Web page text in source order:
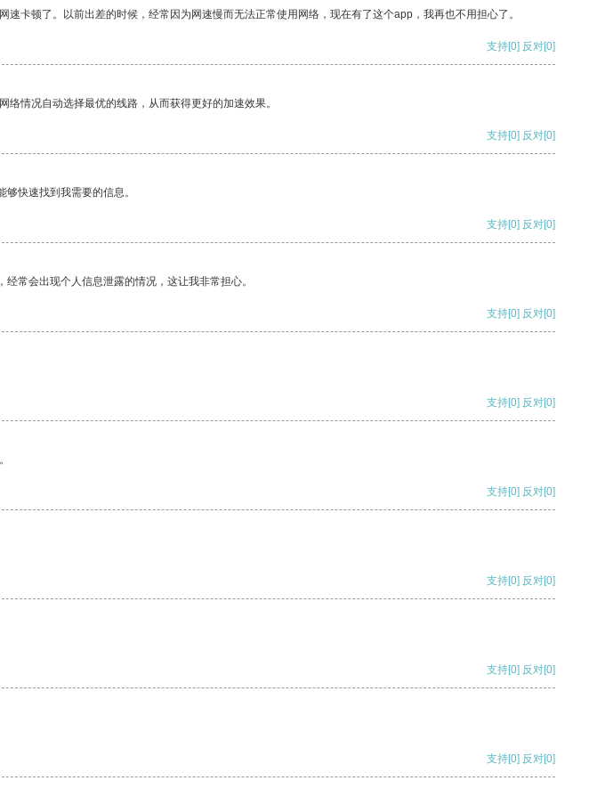
卡顿了。以前出差的时候，经常因为网速慢而无法正常使用网络，现在有了这个app，我再也不用担心了。
支持[0] 反对[0]
情况自动选择最优的线路，从而获得更好的加速效果。
支持[0] 反对[0]
快速找到我需要的信息。
支持[0] 反对[0]
常会出现个人信息泄露的情况，这让我非常担心。
支持[0] 反对[0]
支持[0] 反对[0]
支持[0] 反对[0]
支持[0] 反对[0]
支持[0] 反对[0]
支持[0] 反对[0]